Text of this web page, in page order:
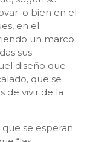
o bien en el
en el
un marco
sus
diseño que
que se
de vivir de la
se esperan